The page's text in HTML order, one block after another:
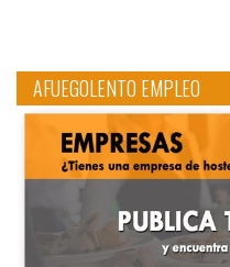
AFUEGOLENTO EMPLEO